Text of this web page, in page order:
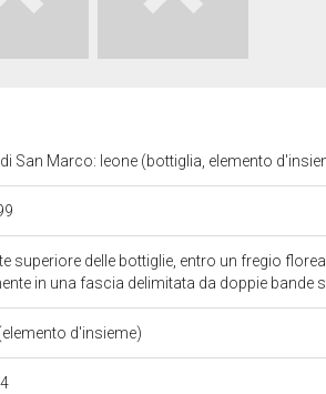
San Marco: leone (bottiglia, elemento
superiore delle bottiglie, entro un fregio
in una fascia delimitata da doppie bande
d'insieme)